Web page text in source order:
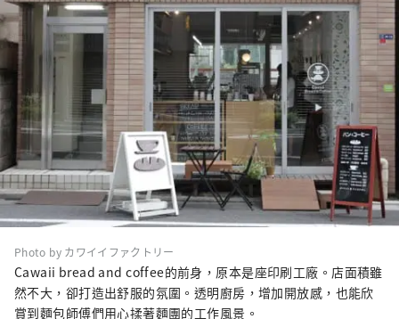
Photo by カワイイファクトリー
Cawaii bread and coffee的前身，原本是座印刷工廠。店面積雖
然不大，卻打造出舒服的氛圍。透明廚房，增加開放感，也能欣
賞到麵包師傅們用心揉著麵團的工作風景。